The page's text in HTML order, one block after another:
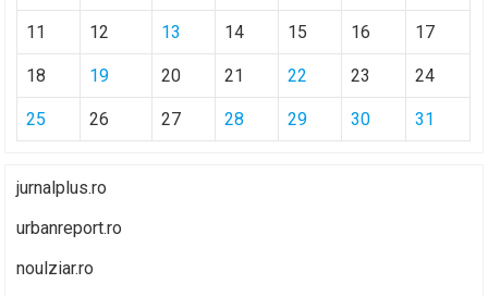
11 12 13 14 15 16 17
18 19 20 21 22 23 24
25 26 27 28 29 30 31
jurnalplus.ro
urbanreport.ro
noulziar.ro